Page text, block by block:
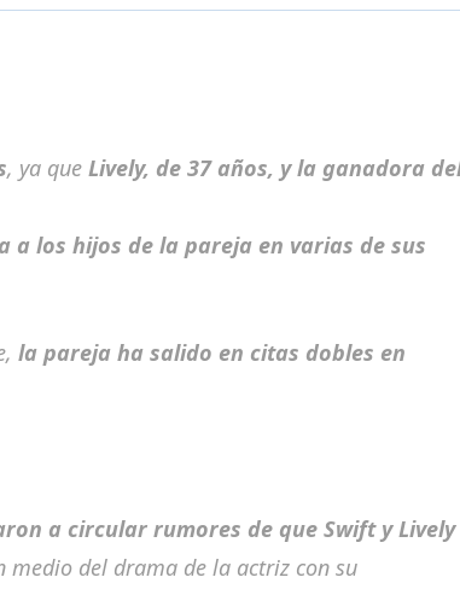
, ya que Lively, de 37 años, y la ganadora
a los hijos de la pareja en varias de sus
la pareja ha salido en citas dobles en
a circular rumores de que Swift y Lively
medio del drama de la actriz con su